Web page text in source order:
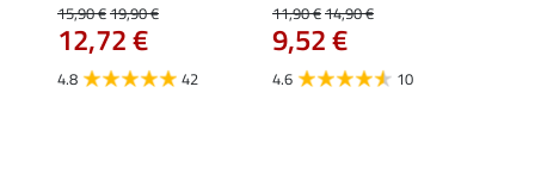
15,90 €19,90 €
12,72 €
4.8 42
11,90 €14,90 €
9,52 €
4.6 10